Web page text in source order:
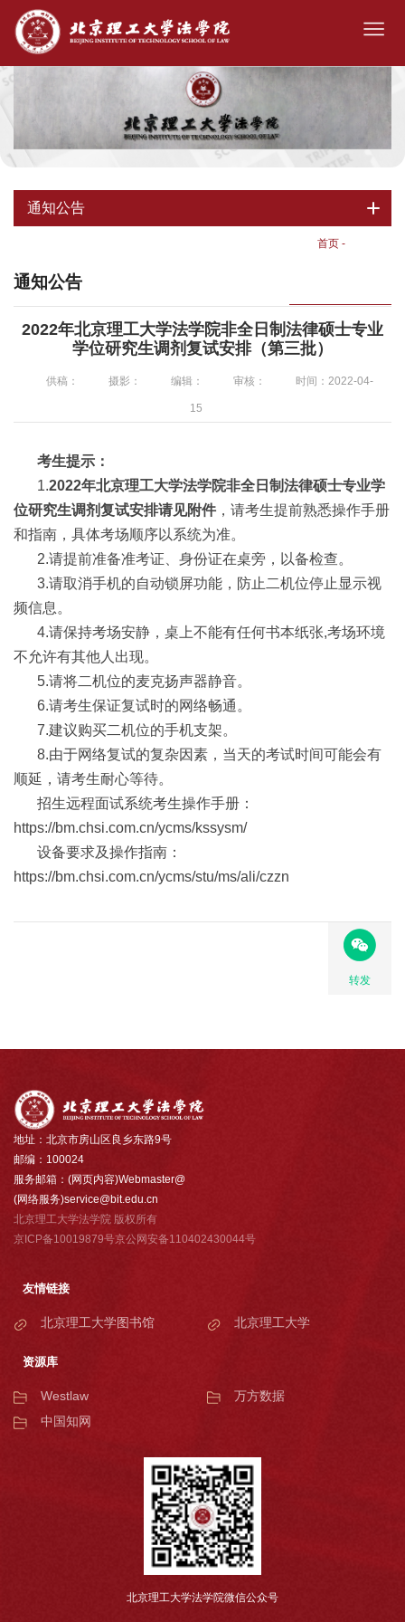
通知公告
首页 -
通知公告
2022年北京理工大学法学院非全日制法律硕士专业
学位研究生调剂复试安排（第三批）
供稿： 摄影： 编辑： 审核： 时间：2022-04-
15
考生提示：
1.2022年北京理工大学法学院非全日制法律硕士专业学
位研究生调剂复试安排请见附件，请考生提前熟悉操作手册
和指南，具体考场顺序以系统为准。
2.请提前准备准考证、身份证在桌旁，以备检查。
3.请取消手机的自动锁屏功能，防止二机位停止显示视
频信息。
4.请保持考场安静，桌上不能有任何书本纸张,考场环境
不允许有其他人出现。
5.请将二机位的麦克扬声器静音。
6.请考生保证复试时的网络畅通。
7.建议购买二机位的手机支架。
8.由于网络复试的复杂因素，当天的考试时间可能会有
顺延，请考生耐心等待。
招生远程面试系统考生操作手册：
https://bm.chsi.com.cn/ycms/kssysm/
设备要求及操作指南：
https://bm.chsi.com.cn/ycms/stu/ms/ali/czzn
转发
地址：北京市房山区良乡东路9号
邮编：100024
服务邮箱：(网页内容)Webmaster@
(网络服务)service@bit.edu.cn
北京理工大学法学院 版权所有
京ICP备10019879号京公网安备110402430044号
友情链接
北京理工大学图书馆 北京理工大学
资源库
Westlaw
万方数据
中国知网
北京理工大学法学院微信公众号